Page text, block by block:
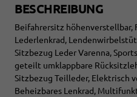
BESCHREIBUNG
Beifahrersitz höhenverstellbar,
Lederlenkrad,
Sitzbezug Leder Varenna,
geteilt umklappbare
Sitzbezug Teilleder, Elektrisch
Beheizbares Lenkrad,